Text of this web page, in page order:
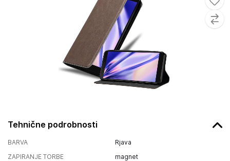
Tehnične podrobnosti
BARVA
Rjava
ZAPIRANJE TORBE
magnet